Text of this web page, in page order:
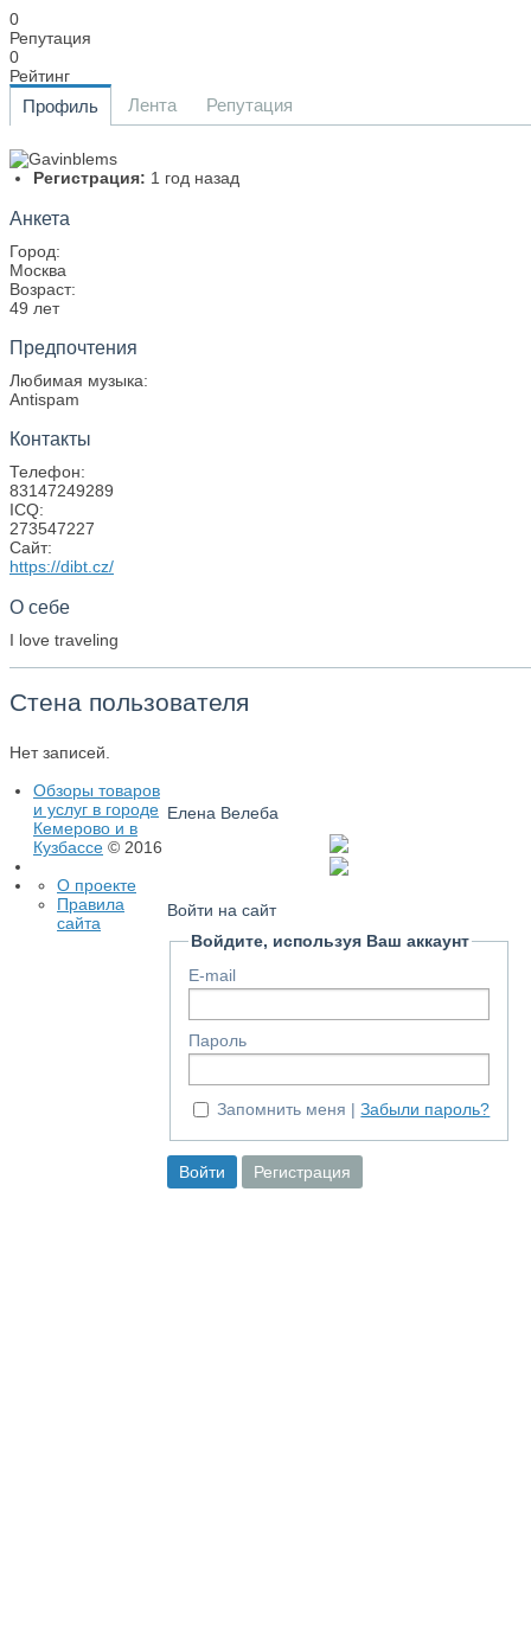
0
Репутация
0
Рейтинг
Профиль Лента Репутация
Регистрация: 1 год назад
Анкета
Город:
Москва
Возраст:
49 лет
Предпочтения
Любимая музыка:
Antispam
Контакты
Телефон:
83147249289
ICQ:
273547227
Сайт:
https://dibt.cz/
О себе
I love traveling
Стена пользователя
Нет записей.
Елена Велеба
Войти на сайт
Войдите, используя Ваш аккаунт
E-mail
Пароль
Запомнить меня Забыли пароль?
Обзоры товаров
и услуг в городе
Кемерово и в
Кузбассе © 2016
О проекте
Правила
сайта